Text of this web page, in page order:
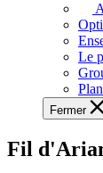
voir,
apprendre
et
découvrir
Le
Fermer
Fil